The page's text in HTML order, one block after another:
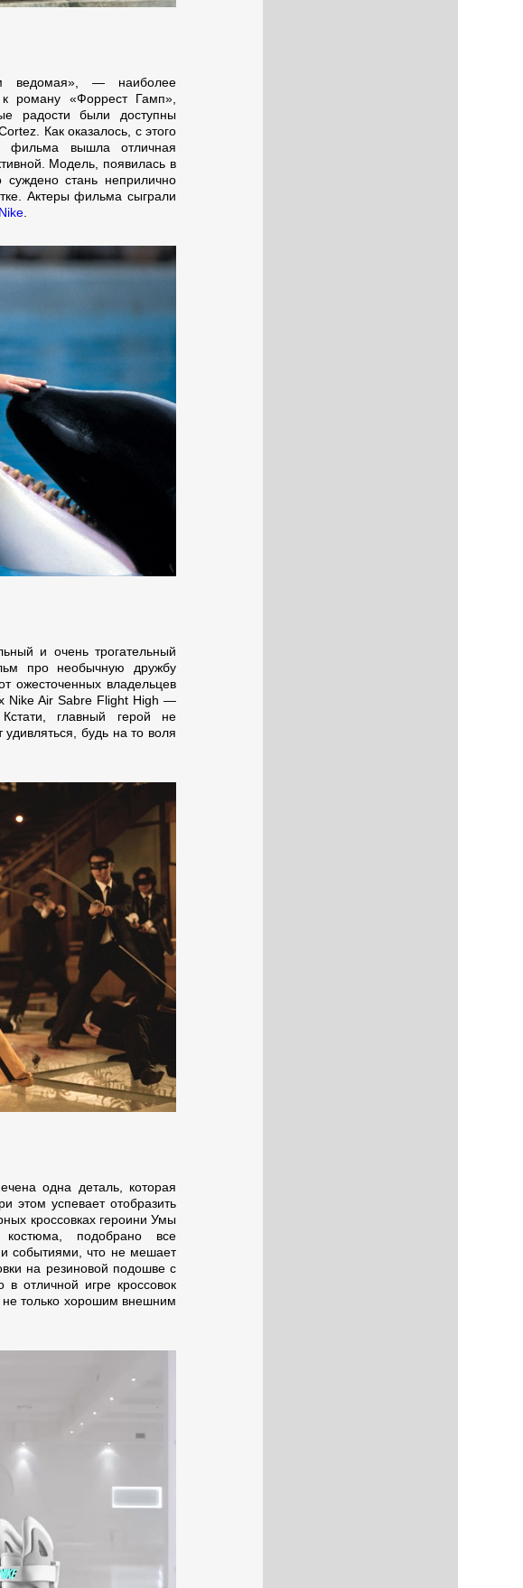
ведомая», — наиболее
роману «Форрест Гамп»,
радости были доступны
Как оказалось, с этого
фильма вышла отличная
Модель, появилась в
стань неприлично
Актеры фильма сыграли
и очень трогательный
про необычную дружбу
ожесточенных владельцев
Nike Air Sabre Flight High —
главный герой не
будь на то воля
одна деталь, которая
этом успевает отобразить
кроссовках героини Умы
подобрано все
событиями, что не мешает
на резиновой подошве с
в отличной игре кроссовок
не только хорошим внешним